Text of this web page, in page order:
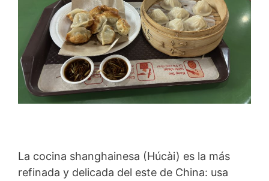
La cocina shanghainesa (Húcài) es la más
refinada y delicada del este de China: usa